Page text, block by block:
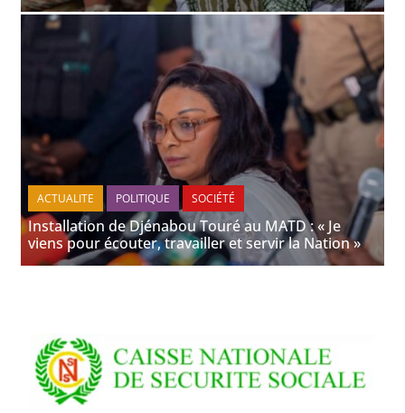
ACTUALITE POLITIQUE SOCIÉTÉ
Installation de Djénabou Touré au MATD : « Je
viens pour écouter, travailler et servir la Nation »